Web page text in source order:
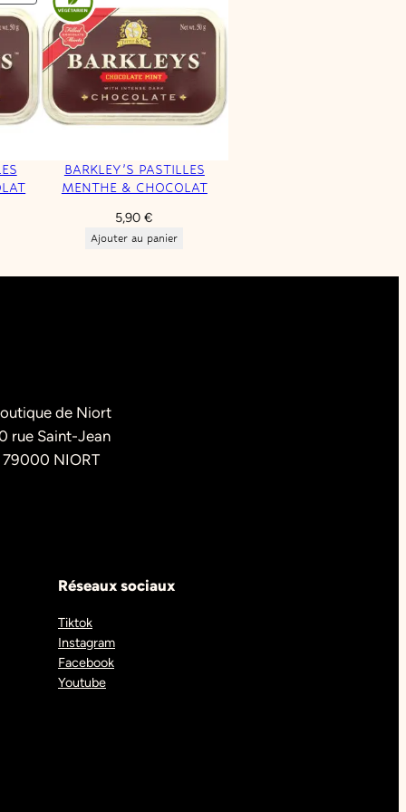
EN
PROMOTION
:
BARKLEY’S PASTILLES
MENTHE & CHOCOLAT
5,90€
Ajouter au panier
de Niort
rue Saint-Jean
79000 NIORT
Réseaux sociaux
Tiktok
Instagram
Facebook
Youtube